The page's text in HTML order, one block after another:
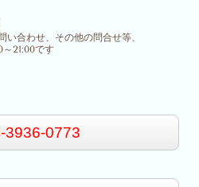
合わせ、その他の問合せ等、
21:00です
3936-0773